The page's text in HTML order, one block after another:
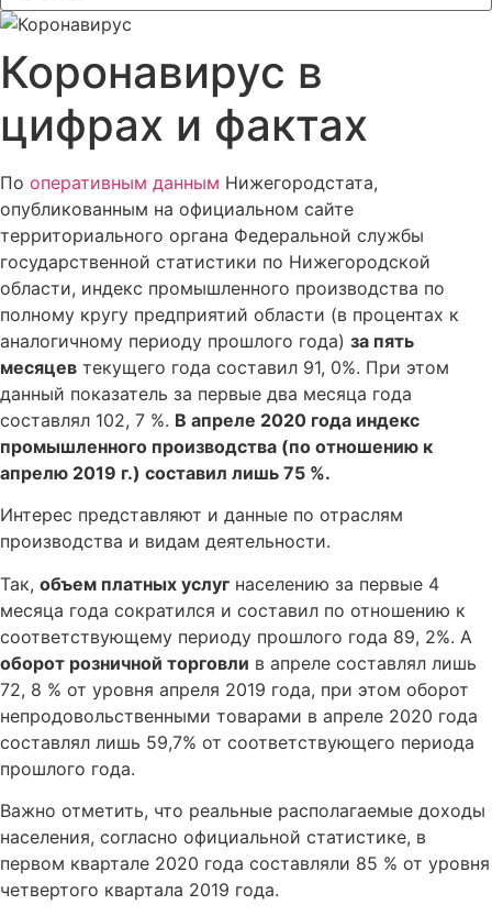
Коронавирус в
цифрах и фактах
По оперативным данным Нижегородстата,
опубликованным на официальном сайте
территориального органа Федеральной службы
государственной статистики по Нижегородской
области, индекс промышленного производства по
полному кругу предприятий области (в процентах к
аналогичному периоду прошлого года) за пять
месяцев текущего года составил 91, 0%. При этом
данный показатель за первые два месяца года
составлял 102, 7 %. В апреле 2020 года индекс
промышленного производства (по отношению к
апрелю 2019 г.) составил лишь 75 %.
Интерес представляют и данные по отраслям
производства и видам деятельности.
Так, объем платных услуг населению за первые 4
месяца года сократился и составил по отношению к
соответствующему периоду прошлого года 89, 2%. А
оборот розничной торговли в апреле составлял лишь
72, 8 % от уровня апреля 2019 года, при этом оборот
непродовольственными товарами в апреле 2020 года
составлял лишь 59,7% от соответствующего периода
прошлого года.
Важно отметить, что реальные располагаемые доходы
населения, согласно официальной статистике, в
первом квартале 2020 года составляли 85 % от уровня
четвертого квартала 2019 года.